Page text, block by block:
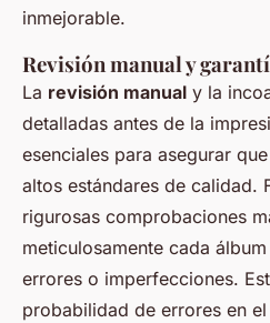
inmejorable.
Revisión manual y
La revisión manual y la
detalladas antes de la
esenciales para asegurar
altos estándares de calidad.
rigurosas comprobaciones
meticulosamente cada
errores o imperfecciones.
probabilidad de errores en